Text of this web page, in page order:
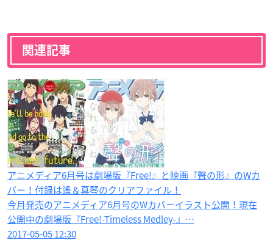
関連記事
アニメディア6月号は劇場版『Free!』と映画『聲の形』のWカ
バー！付録は遙＆真琴のクリアファイル！
今月発売のアニメディア6月号のWカバーイラスト公開！現在
公開中の劇場版『Free!-Timeless Medley-』…
2017-05-05 12:30